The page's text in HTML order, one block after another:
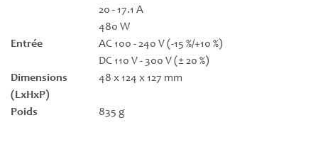
20 - 17.1 A
480 W
Entrée
AC 100 - 240 V (-15 %/+10 %)
DC 110 V - 300 V (± 20 %)
Dimensions
(LxHxP)
48 x 124 x 127 mm
Poids 835 g